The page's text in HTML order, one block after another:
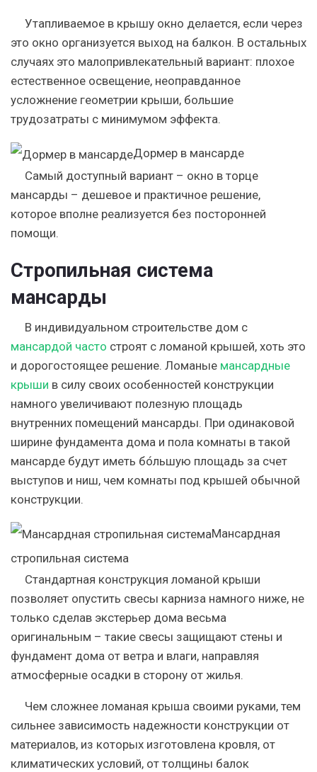
Утапливаемое в крышу окно делается, если через
это окно организуется выход на балкон. В остальных
случаях это малопривлекательный вариант: плохое
естественное освещение, неоправданное
усложнение геометрии крыши, большие
трудозатраты с минимумом эффекта.
Дормер в мансарде
Самый доступный вариант – окно в торце
мансарды – дешевое и практичное решение,
которое вполне реализуется без посторонней
помощи.
Стропильная система
мансарды
В индивидуальном строительстве дом с
мансардой часто строят с ломаной крышей, хоть это
и дорогостоящее решение. Ломаные мансардные
крыши в силу своих особенностей конструкции
намного увеличивают полезную площадь
внутренних помещений мансарды. При одинаковой
ширине фундамента дома и пола комнаты в такой
мансарде будут иметь бо́льшую площадь за счет
выступов и ниш, чем комнаты под крышей обычной
конструкции.
Мансардная
стропильная система
Стандартная конструкция ломаной крыши
позволяет опустить свесы карниза намного ниже, не
только сделав экстерьер дома весьма
оригинальным – такие свесы защищают стены и
фундамент дома от ветра и влаги, направляя
атмосферные осадки в сторону от жилья.
Чем сложнее ломаная крыша своими руками, тем
сильнее зависимость надежности конструкции от
материалов, из которых изготовлена кровля, от
климатических условий, от толщины балок